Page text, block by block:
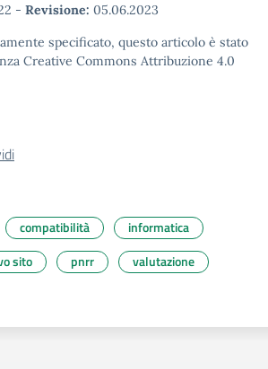
- Revisione: 05.06.2023
specificato, questo articolo è stato
Creative Commons Attribuzione 4.0
compatibilità
informatica
sito pnrr valutazione